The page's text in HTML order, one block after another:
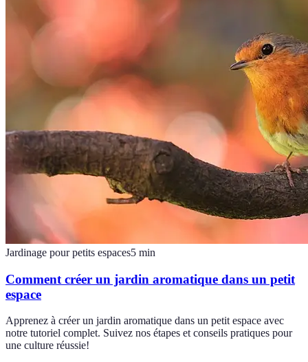
Jardinage pour petits espaces5 min
Comment créer un jardin aromatique dans un petit
espace
Apprenez à créer un jardin aromatique dans un petit espace avec
notre tutoriel complet. Suivez nos étapes et conseils pratiques pour
une culture réussie!